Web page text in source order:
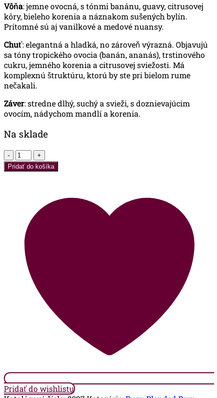
Vôňa: jemne ovocná, s tónmi banánu, guavy, citrusovej
kôry, bieleho korenia a náznakom sušených bylín.
Prítomné sú aj vanilkové a medové nuansy.
Chuť: elegantná a hladká, no zároveň výrazná. Objavujú
sa tóny tropického ovocia (banán, ananás), trstinového
cukru, jemného korenia a citrusovej sviežosti. Má
komplexnú štruktúru, ktorú by ste pri bielom rume
nečakali.
Záver: stredne dlhý, suchý a svieži, s doznievajúcim
ovocím, nádychom mandlí a korenia.
Na sklade
množstvo
Planteray
White
41,2%
Barbados
Pridať do košíka
Pridať do wishlistu